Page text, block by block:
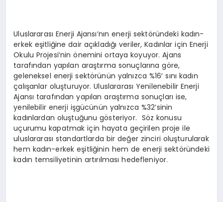
Uluslararası Enerji Ajansı’nın enerji sektöründeki kadın-
erkek eşitliğine dair açıkladığı veriler, Kadınlar için Enerji
Okulu Projesi’nin önemini ortaya koyuyor. Ajans
tarafından yapılan araştırma sonuçlarına göre,
geleneksel enerji sektörünün yalnızca %16′ sını kadın
çalışanlar oluşturuyor. Uluslararası Yenilenebilir Enerji
Ajansı tarafından yapılan araştırma sonuçları ise,
yenilebilir enerji işgücünün yalnızca %32’sinin
kadınlardan oluştuğunu gösteriyor. Söz konusu
uçurumu kapatmak için hayata geçirilen proje ile
uluslararası standartlarda bir değer zinciri oluşturularak
hem kadın-erkek eşitliğinin hem de enerji sektöründeki
kadın temsiliyetinin artırılması hedefleniyor.